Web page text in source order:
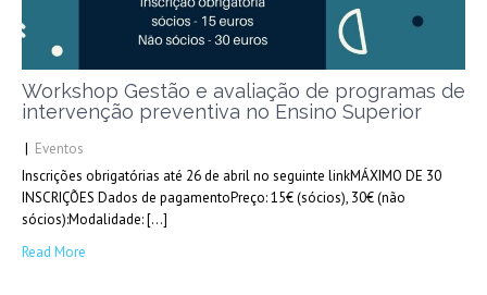
Workshop Gestão e avaliação de programas de
intervenção preventiva no Ensino Superior
| Eventos
Inscrições obrigatórias até 26 de abril no seguinte linkMÁXIMO DE 30
INSCRIÇÕES Dados de pagamentoPreço: 15€ (sócios), 30€ (não
sócios):Modalidade: […]
Read More